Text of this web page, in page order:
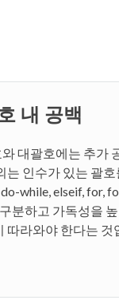
내 공백
대괄호에는 추가
는 인수가 있는 괄
while, elseif, for,
분하고 가독성을
따라와야 한다는 것